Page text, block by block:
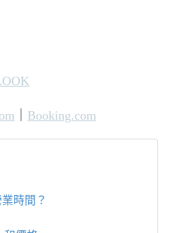
Booking.com
時間？